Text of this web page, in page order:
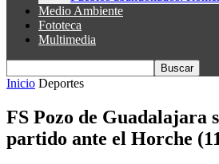
Medio Ambiente
Fototeca
Multimedia
Inicio Deportes
FS Pozo de Guadalajara
partido ante el Horche